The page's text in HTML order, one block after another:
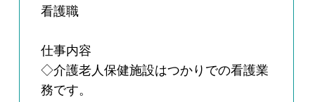
看護職
仕事内容
◇介護老人保健施設はつかりでの看護業
務です。